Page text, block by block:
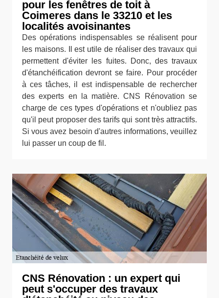
pour les fenêtres de toit à
Coimeres dans le 33210 et les
localités avoisinantes
Des opérations indispensables se réalisent pour
les maisons. Il est utile de réaliser des travaux qui
permettent d'éviter les fuites. Donc, des travaux
d'étanchéification devront se faire. Pour procéder
à ces tâches, il est indispensable de rechercher
des experts en la matière. CNS Rénovation se
charge de ces types d'opérations et n'oubliez pas
qu'il peut proposer des tarifs qui sont très attractifs.
Si vous avez besoin d'autres informations, veuillez
lui passer un coup de fil.
CNS Rénovation : un expert qui
peut s'occuper des travaux